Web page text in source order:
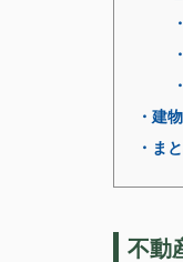
・建
・ま
不動